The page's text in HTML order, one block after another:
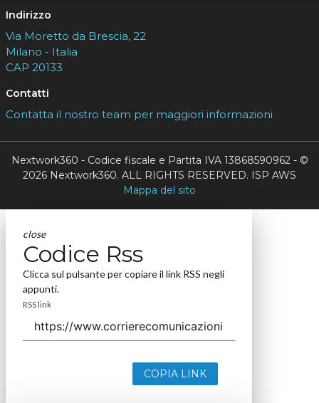
Indirizzo
Via Moretto da Brescia, 22
Milano - Italia
CAP 20133
Contatti
Contatta il nostro team per maggiori informazioni
Nextwork360 - Codice fiscale e Partita IVA 13868590962 - ©
2026 Nextwork360. ALL RIGHTS RESERVED. ISP AWS
Mappa del sito
close
Codice Rss
Clicca sul pulsante per copiare il link RSS negli
appunti.
RSS link
COPIA LINK